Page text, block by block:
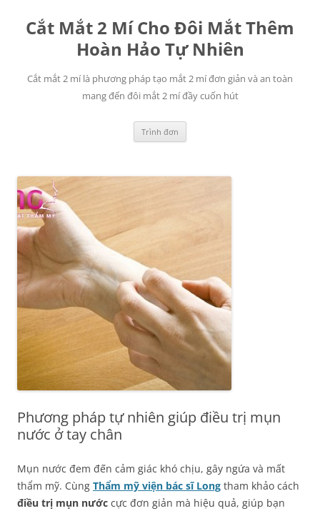
nội
dung
Cắt Mắt 2 Mí Cho Đôi Mắt Thêm
Hoàn Hảo Tự Nhiên
Cắt mắt 2 mí là phương pháp tạo mắt 2 mí đơn giản và an toàn
mang đến đôi mắt 2 mí đầy cuốn hút
Trình đơn
Phương pháp tự nhiên giúp điều trị mụn
nước ở tay chân
Mụn nước đem đến cảm giác khó chịu, gây ngứa và mất
thẩm mỹ. Cùng Thẩm mỹ viện bác sĩ Long tham khảo cách
điều trị mụn nước cực đơn giản mà hiệu quả, giúp bạn